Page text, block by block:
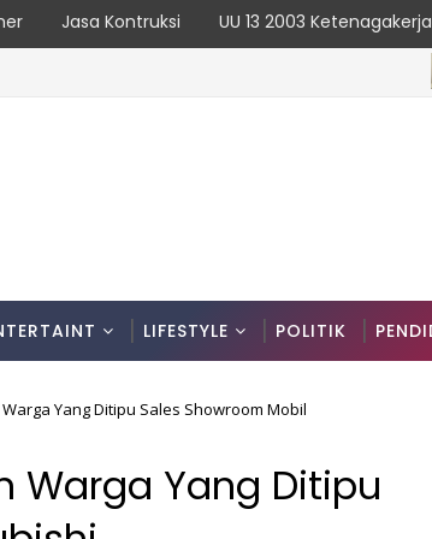
Jasa Kontruksi UU 13 2003
LIFESTYLE POLITIK
Yang Ditipu Sales Showroom Mobil
Warga Yang Ditipu